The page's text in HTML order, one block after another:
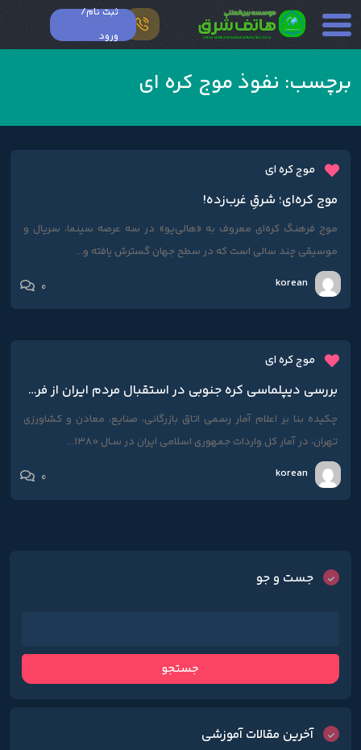
ثبت نام/
ورود
برچسب: نفوذ موج کره ای
موج کره ای
موج کره‌ای؛ شرقِ غرب‌زده!
موج فرهنگ کره‌ای معروف به «هالی‌یو» در سه عرصه سینما، سریال و
موسیقی چند سالی است که در سطح جهان گسترش یافته و...
korean
0
موج کره ای
بررسي ديپلماسي کره جنوبي در استقبال مردم ايران از فرهنگ و کالاي کره
چکیده بنا بر اعلام آمار رسمی اتاق بازرگانی، صنایع، معادن و کشاورزي
تهران، در آمار کل واردات جمهوري اسلامی ایران در سـال 1380...
korean
0
جست و جو
آخرین مقالات آموزشی